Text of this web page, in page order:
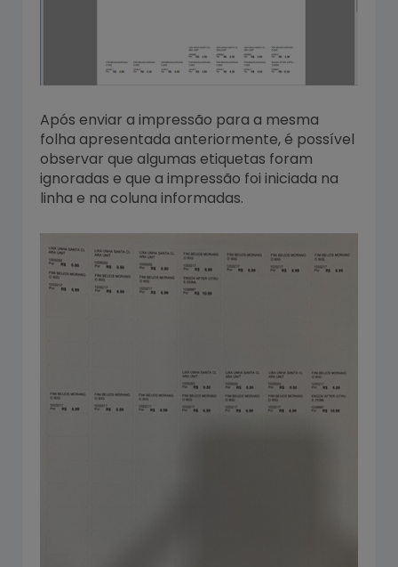
Após enviar a impressão para a mesma
folha apresentada anteriormente, é possível
observar que algumas etiquetas foram
ignoradas e que a impressão foi iniciada na
linha e na coluna informadas.